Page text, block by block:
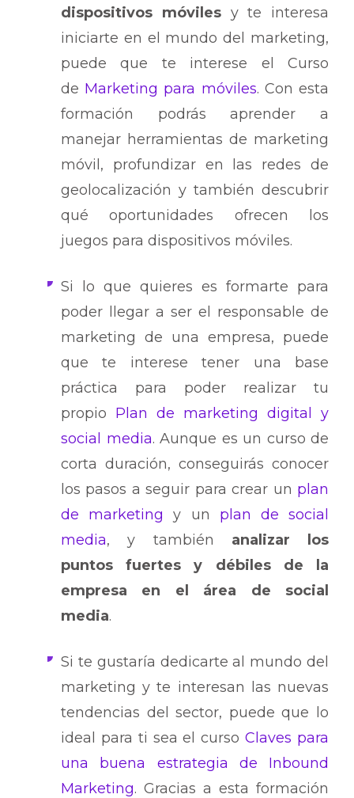
dispositivos móvilesy te interesa
iniciarte en el mundo del marketing,
puede que te interese el Curso
de Marketing para móviles. Con esta
formación podrás aprender a
manejar herramientas de marketing
móvil, profundizar en las redes de
geolocalización y también descubrir
qué oportunidades ofrecen los
juegos para dispositivos móviles.
Si lo que quieres es formarte para
poder llegar a ser el responsable de
marketing de una empresa, puede
que te interese tener una base
práctica para poder realizar tu
propio Plan de marketing digital y
social media. Aunque es un curso de
corta duración, conseguirás conocer
los pasos a seguir para crear un plan
de marketing y un plan de social
media, y también analizar los
puntos fuertes y débiles de la
empresa en el área de social
media.
Si te gustaría dedicarte al mundo del
marketing y te interesan las nuevas
tendencias del sector, puede que lo
ideal para ti sea el cursoClaves para
una buena estrategia de Inbound
Marketing. Gracias a esta formación